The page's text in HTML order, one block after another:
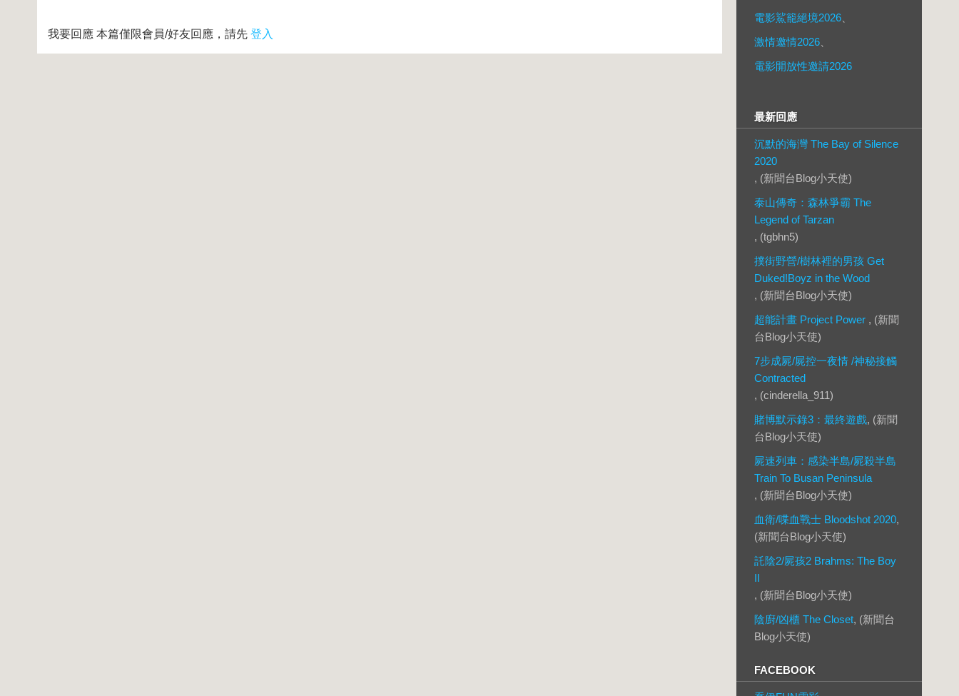
我要回應 本篇僅限會員/好友回應，請先 登入
電影鯊籠絕境2026
激情邀情2026
電影開放性邀請2026
最新回應
沉默的海灣 The Bay of Silence
2020
, (新聞台Blog小天使)
泰山傳奇：森林爭霸 The
Legend of Tarzan
, (tgbhn5)
撲街野營/樹林裡的男孩 Get
Duked!Boyz in the Wood
, (新聞台Blog小天使)
超能計畫 Project Power , (新聞
台Blog小天使)
7步成屍/屍控一夜情 /神秘接觸
Contracted
, (cinderella_911)
賭博默示錄3：最終遊戲, (新聞
台Blog小天使)
屍速列車：感染半島/屍殺半島
Train To Busan Peninsula
, (新聞台Blog小天使)
血衛/喋血戰士 Bloodshot 2020,
(新聞台Blog小天使)
託陰2/屍孩2 Brahms: The Boy
II
, (新聞台Blog小天使)
陰廚/凶櫃 The Closet, (新聞台
Blog小天使)
FACEBOOK